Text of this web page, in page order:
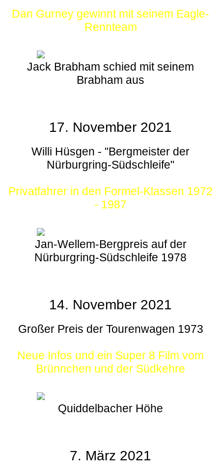
Dan Gurney gewinnt mit seinem Eagle-
Rennteam
Jack Brabham schied mit seinem
Brabham aus
17. November 2021
Willi Hüsgen - "Bergmeister der
Nürburgring-Südschleife"
Privatfahrer in den Formel-Klassen 1972
- 1987
Jan-Wellem-Bergpreis auf der
Nürburgring-Südschleife 1978
14. November 2021
Großer Preis der Tourenwagen 1973
Neue Infos und ein Super 8 Film vom
Brünnchen und der Südkehre
Quiddelbacher Höhe
7. März 2021